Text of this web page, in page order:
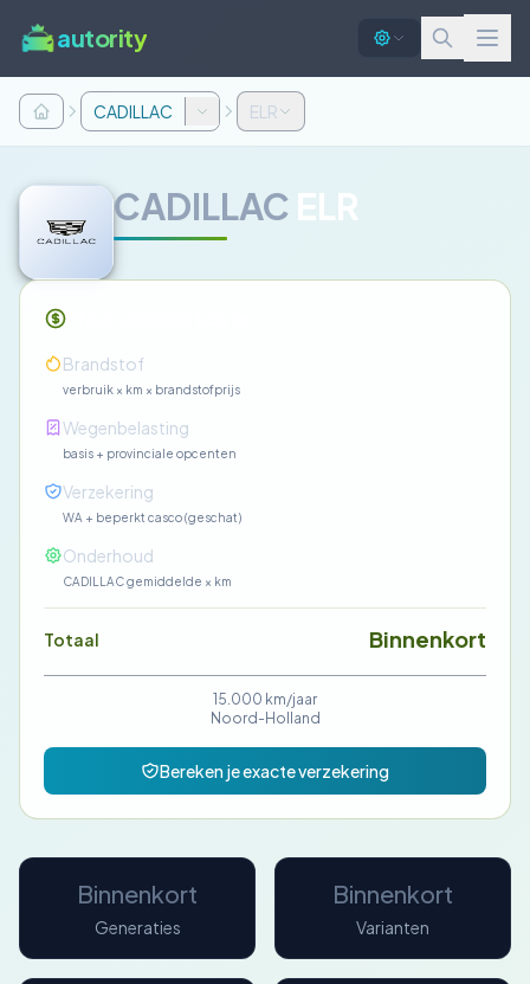
autority
CADILLAC ELR
CADILLAC ELR
Brandstof
verbruik × km × brandstofprijs
Wegenbelasting
basis + provinciale opcenten
Verzekering
WA + beperkt casco (geschat)
Onderhoud
CADILLAC gemiddelde × km
Totaal Binnenkort
15.000 km/jaar
Noord-Holland
Bereken je exacte verzekering
Binnenkort
Generaties
Binnenkort
Varianten